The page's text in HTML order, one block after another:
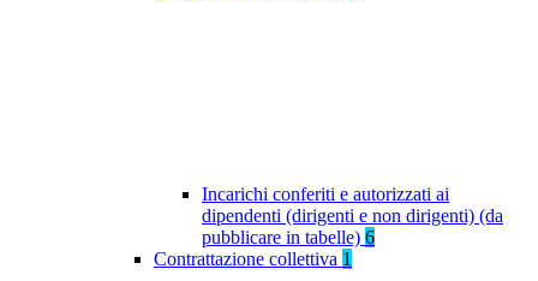
Incarichi conferiti e autorizzati ai
dipendenti (dirigenti e non dirigenti) (da
pubblicare in tabelle) 6
Contrattazione collettiva 1